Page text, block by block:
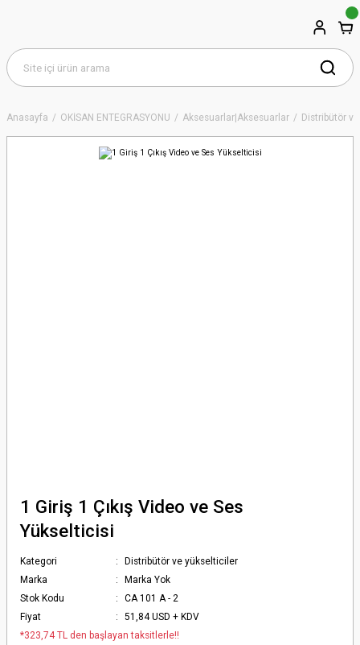
Anasayfa OKİSAN ENTEGRASYONU Aksesuarlar|Aksesuarlar Distribütör
1 Giriş 1 Çıkış Video ve Ses
Yükselticisi
Kategori
Distribütör ve yükselticiler
Marka
Marka Yok
Stok Kodu
CA 101 A - 2
Fiyat
51,84 USD + KDV
*323,74 TL den başlayan taksitlerle!!